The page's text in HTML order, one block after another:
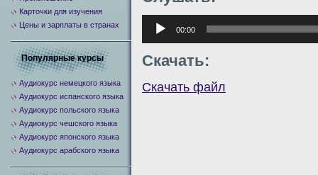
Аудиоплеер
00:00
Скачать:
Скачать файл
Карточки для изучения
Цены и зарплаты в странах
Популярные курсы
Аудиокурс немецкого языка
Аудиокурс испанского языка
Аудиокурс польского языка
Аудиокурс чешского языка
Аудиокурс японского языка
Аудиокурс арабского языка